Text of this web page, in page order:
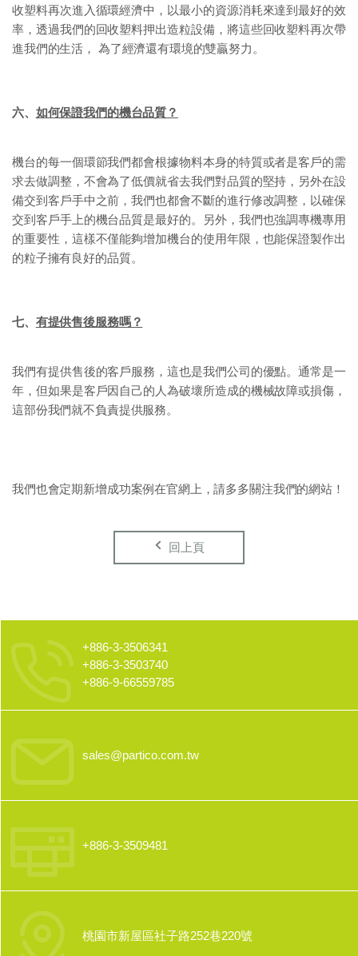
收塑料再次進入循環經濟中，以最小的資源消耗來達到最好的效
率，透過我們的回收塑料押出造粒設備，將這些回收塑料再次帶
進我們的生活， 為了經濟還有環境的雙贏努力。
六、 如何保證我們的機台品質？
機台的每一個環節我們都會根據物料本身的特質或者是客戶的需
求去做調整，不會為了低價就省去我們對品質的堅持，另外在設
備交到客戶手中之前，我們也都會不斷的進行修改調整，以確保
交到客戶手上的機台品質是最好的。另外，我們也強調專機專用
的重要性，這樣不僅能夠增加機台的使用年限，也能保證製作出
的粒子擁有良好的品質。
七、 有提供售後服務嗎？
我們有提供售後的客戶服務，這也是我們公司的優點。通常是一
年，但如果是客戶因自己的人為破壞所造成的機械故障或損傷，
這部份我們就不負責提供服務。
我們也會定期新增成功案例在官網上，請多多關注我們的網站！
回上頁
+886-3-3506341
+886-3-3503740
+886-9-66559785
sales@partico.com.tw
+886-3-3509481
桃園市新屋區社子路252巷220號